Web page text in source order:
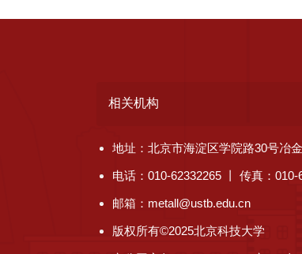
相关机构
地址：北京市海淀区学院路30号冶
电话：010-62332265 丨 传真：010-
邮箱：metall@ustb.edu.cn
版权所有©2025北京科技大学